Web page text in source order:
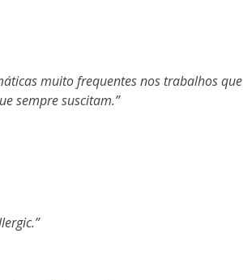
muito frequentes nos trabalhos que
sempre suscitam.